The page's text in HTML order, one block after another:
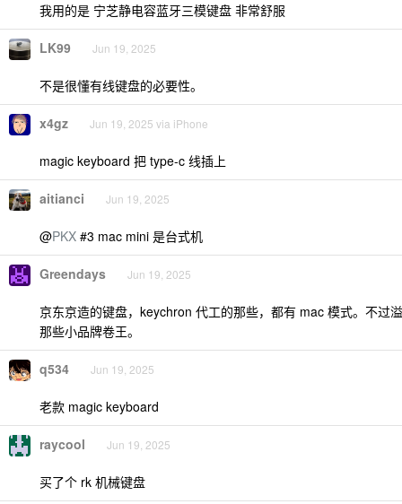
我用的是 宁芝静电容蓝牙三模键盘 非常舒服
LK99 Jun 19, 2025
不是很懂有线键盘的必要性。
x4gz Jun 19, 2025 via iPhone
magic keyboard 把 type-c 线插上
aitianci Jun 19, 2025
@PKX #3 mac mini 是台式机
Greendays Jun 19, 2025
京东京造的键盘，keychron 代工的那些，都有 mac 模式。不过
那些小品牌卷王。
q534 Jun 19, 2025
老款 magic keyboard
raycool Jun 19, 2025
买了个 rk 机械键盘